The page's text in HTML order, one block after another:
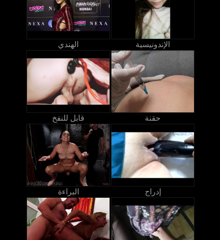
الهندي الإندونيسية
قابل للنفخ حقنة
البراءة إدراج